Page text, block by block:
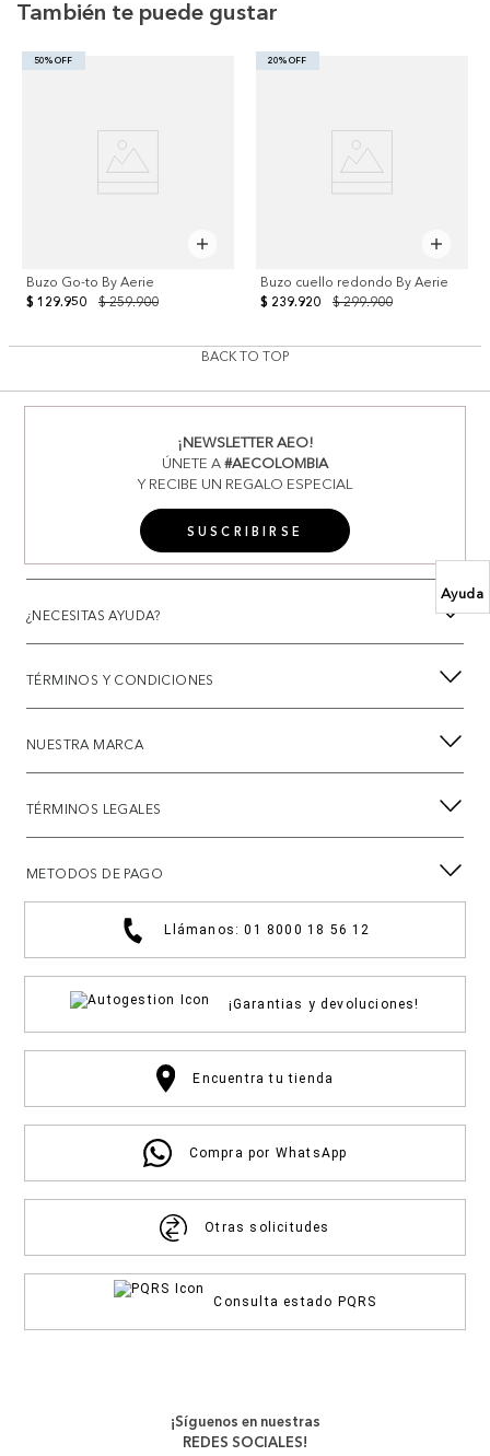
Ayuda
También te puede gustar
50% OFF
Buzo Go-to By Aerie
$ 259.900
$ 129.950
20% OFF
Buzo cuello redondo By Aerie
$ 299.900
$ 239.920
BACK TO TOP
¡NEWSLETTER AEO!
ÚNETE A#AECOLOMBIA
Y RECIBE UN REGALO ESPECIAL
SUSCRIBIRSE
¿NECESITAS AYUDA?
TÉRMINOS Y CONDICIONES
NUESTRA MARCA
TÉRMINOS LEGALES
METODOS DE PAGO
Llámanos: 01 8000 18 56 12
¡Garantias y devoluciones!
Encuentra tu tienda
Compra por WhatsApp
Otras solicitudes
Consulta estado PQRS
¡Síguenos en nuestras
REDES SOCIALES!